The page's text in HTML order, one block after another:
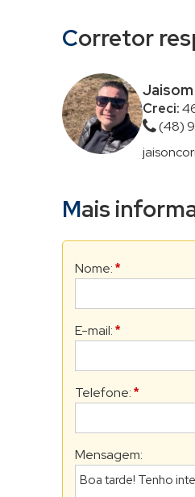
Corretor
Creci:
(48)
Mais
Nome: *
E-mail: *
Telefone: *
Mensagem: